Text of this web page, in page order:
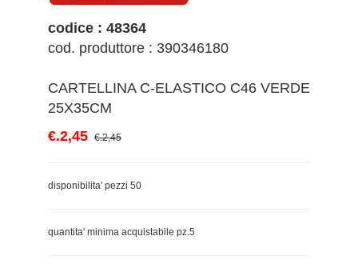
codice : 48364
cod. produttore : 390346180
CARTELLINA C-ELASTICO C46 VERDE
25X35CM
€.2,45 €.2,45
disponibilita' pezzi 50
quantita' minima acquistabile pz.5